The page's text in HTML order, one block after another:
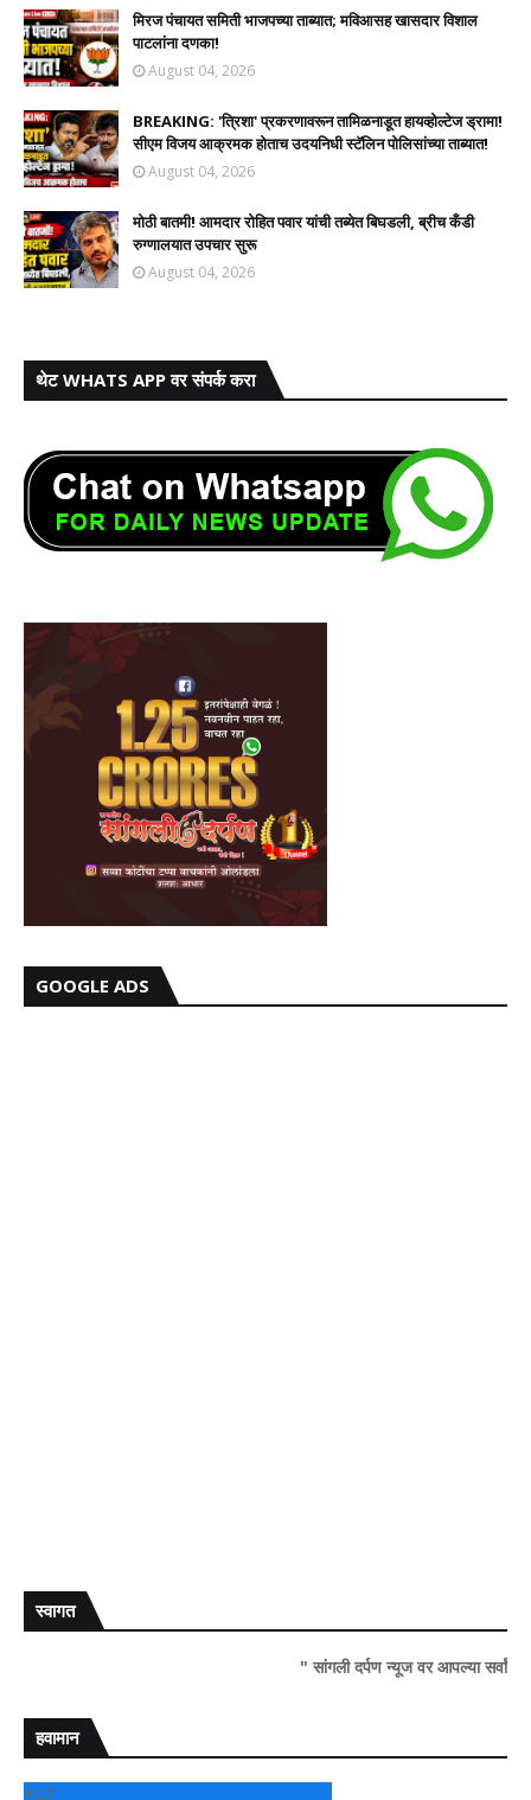
मिरज पंचायत समिती भाजपच्या ताब्यात; मविआसह खासदार विशाल
पाटलांना दणका!
August 04, 2026
BREAKING: 'त्रिशा' प्रकरणावरून तामिळनाडूत हायव्होल्टेज ड्रामा!
सीएम विजय आक्रमक होताच उदयनिधी स्टॅलिन पोलिसांच्या ताब्यात!
August 04, 2026
मोठी बातमी! आमदार रोहित पवार यांची तब्येत बिघडली, ब्रीच कँडी
रुग्णालयात उपचार सुरू
August 04, 2026
थेट WHATS APP वर संपर्क करा
GOOGLE ADS
स्वागत
" सांगली दर्पण न्यूज वर आपल्या सर्वांचे सहर्ष
हवामान
+27